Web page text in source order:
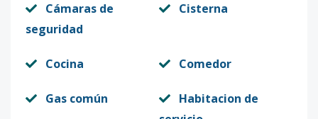
Cámaras de
seguridad
Cisterna
Cocina Comedor
Gas común
Habitacion de